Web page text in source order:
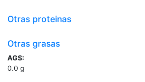
Otras proteinas
Otras grasas
AGS:
0.0 g